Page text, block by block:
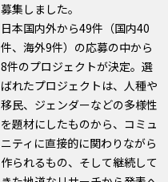
募集しました。
日本国内外から49件（国内40
件、海外9件）の応募の中から
8件のプロジェクトが決定。選
ばれたプロジェクトは、人種や
移民、ジェンダーなどの多様性
を題材にしたものから、コミュ
ニティに直接的に関わりながら
作られるもの、そして継続して